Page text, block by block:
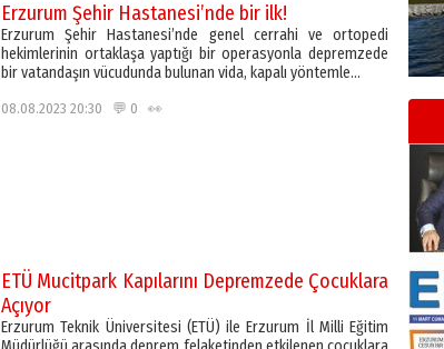
Erzurum Şehir Hastanesi’nde bir ilk!
Erzurum Şehir Hastanesi’nde genel cerrahi ve ortopedi
hekimlerinin ortaklaşa yaptığı bir operasyonla depremzede
bir vatandaşın vücudunda bulunan vida, kapalı yöntemle…
08.08.2023 20:30 💬 0 👀
ETÜ Mucitpark Kapılarını Depremzede Çocuklara
Açıyor
Erzurum Teknik Üniversitesi (ETÜ) ile Erzurum İl Milli Eğitim